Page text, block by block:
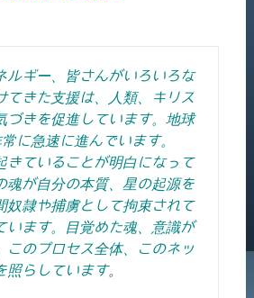
ルギー、皆さんがいろいろな
てきた支援は、人類、キリス
づきを促進しています。
地球
に急速に進んでいます。
きていることが明白になって
魂が自分の本質、星の起源を
奴隷や捕虜として拘束されて
います。目覚めた魂、意識が
このプロセス全体、このネッ
照らしています。